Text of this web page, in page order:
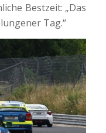
Bestzeit: „Das
Tag.“